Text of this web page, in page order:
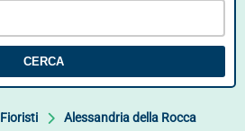
CERCA
Fioristi Alessandria della Rocca